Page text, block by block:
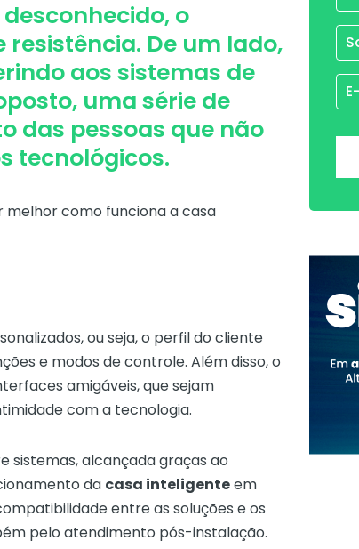
o
De um lado,
aos sistemas de
uma série de
das pessoas que não
tecnológicos.
melhor como funciona a casa
ou seja, o perfil do cliente
e modos de controle. Além disso, o
amigáveis, que sejam
com a tecnologia.
sistemas, alcançada graças ao
da casa inteligenteem
entre as soluções e os
pelo atendimento pós-instalação.